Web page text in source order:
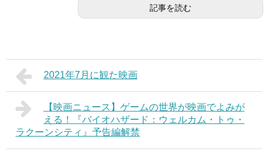
記事を読む
2021年7月に観た映画
【映画ニュース】ゲームの世界が映画でよみが
える！『バイオハザード：ウェルカム・トゥ・
ラクーンシティ』予告編解禁